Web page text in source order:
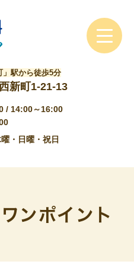
/ 14:00～16:00
・日曜・祝日
」駅から徒歩5分
新町1-21-13
ンポイント